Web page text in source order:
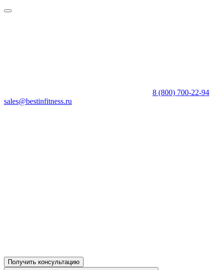
8 (800) 700-22-94
sales@bestinfitness.ru
Получить консультацию